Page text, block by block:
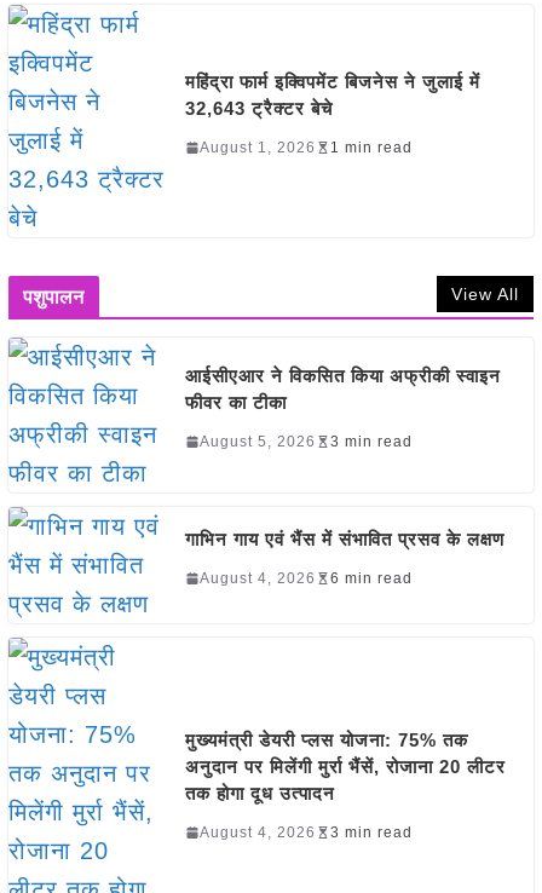
महिंद्रा फार्म इक्विपमेंट बिजनेस ने जुलाई में
32,643 ट्रैक्टर बेचे
August 1, 2026 1 min read
पशुपालन View All
आईसीएआर ने विकसित किया अफ्रीकी स्वाइन
फीवर का टीका
August 5, 2026 3 min read
गाभिन गाय एवं भैंस में संभावित प्रसव के लक्षण
August 4, 2026 6 min read
मुख्यमंत्री डेयरी प्लस योजना: 75% तक
अनुदान पर मिलेंगी मुर्रा भैंसें, रोजाना 20 लीटर
तक होगा दूध उत्पादन
August 4, 2026 3 min read